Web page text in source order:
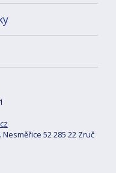
Nesměřice 52 285 22 Zruč